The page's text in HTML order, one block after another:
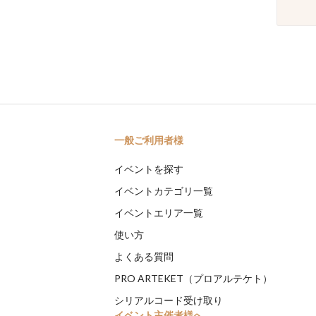
一般ご利用者様
イベントを探す
イベントカテゴリ一覧
イベントエリア一覧
使い方
よくある質問
PRO ARTEKET（プロアルテケト）
シリアルコード受け取り